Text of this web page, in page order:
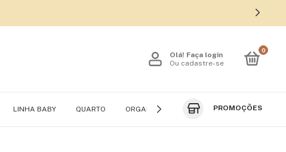
Olá! Faça login
Ou cadastre-se
0
LINHA BABY QUARTO ORGANIZADORES DE VIAGEM ROUPEIRO
PROMOÇÕES